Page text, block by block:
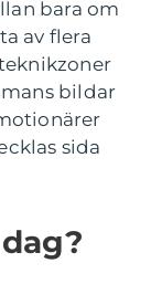
bara om
av flera
bildar
sida